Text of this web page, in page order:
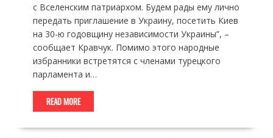
с Вселенским патриархом. Будем рады ему лично
передать приглашение в Украину, посетить Киев
на 30-ю годовщину независимости Украины”, –
сообщает Кравчук. Помимо этого народные
избранники встретятся с членами турецкого
парламента и…
READ MORE